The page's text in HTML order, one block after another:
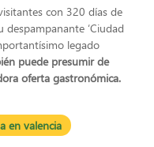
con 320 días de
despampanante ‘Ciudad
legado
puede presumir de
oferta gastronómica.
en valencia